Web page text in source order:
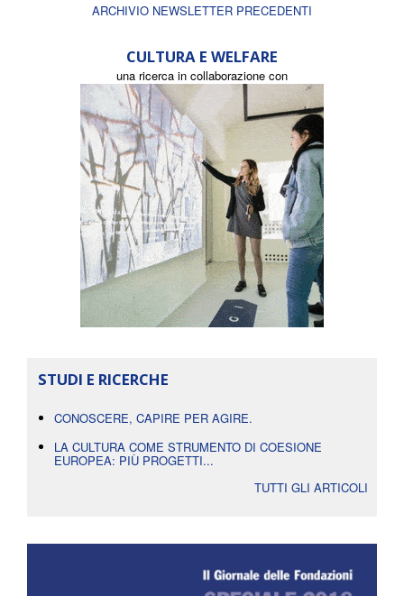
ARCHIVIO NEWSLETTER PRECEDENTI
CULTURA E WELFARE
una ricerca in collaborazione con
STUDI E RICERCHE
CONOSCERE, CAPIRE PER AGIRE.
LA CULTURA COME STRUMENTO DI COESIONE
EUROPEA: PIÙ PROGETTI...
TUTTI GLI ARTICOLI